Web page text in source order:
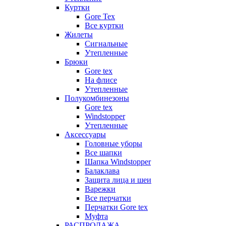
Куртки
Gore Tex
Все куртки
Жилеты
Сигнальные
Утепленные
Брюки
Gore tex
На флисе
Утепленные
Полукомбинезоны
Gore tex
Windstopper
Утепленные
Аксессуары
Головные уборы
Все шапки
Шапка Windstopper
Балаклава
Защита лица и шеи
Варежки
Все перчатки
Перчатки Gore tex
Муфта